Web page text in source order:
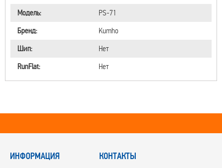
Модель:
PS-71
Бренд:
Kumho
Шип:
Нет
RunFlat:
Нет
ИНФОРМАЦИЯ КОНТАКТЫ